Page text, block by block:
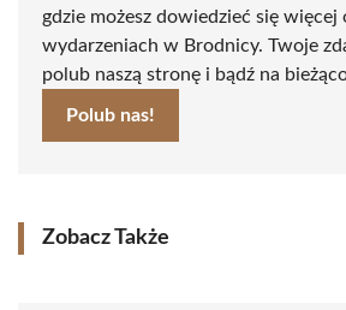
gdzie możesz dowiedzieć się więcej
wydarzeniach w Brodnicy. Twoje
polub naszą stronę i bądź na
Polub nas!
Zobacz Także